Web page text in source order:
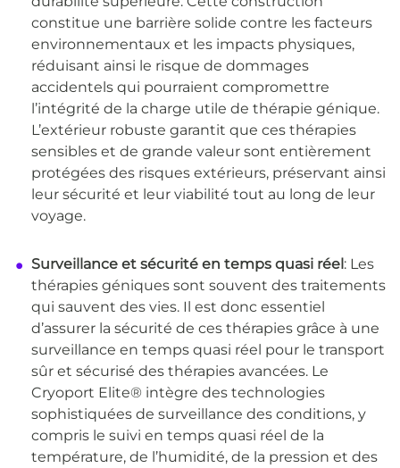
constitue une barrière solide contre les facteurs
environnementaux et les impacts physiques,
réduisant ainsi le risque de dommages
accidentels qui pourraient compromettre
l’intégrité de la charge utile de thérapie génique.
L’extérieur robuste garantit que ces thérapies
sensibles et de grande valeur sont entièrement
protégées des risques extérieurs, préservant ainsi
leur sécurité et leur viabilité tout au long de leur
voyage.
Surveillance et sécurité en temps quasi réel : Les
thérapies géniques sont souvent des traitements
qui sauvent des vies. Il est donc essentiel
d’assurer la sécurité de ces thérapies grâce à une
surveillance en temps quasi réel pour le transport
sûr et sécurisé des thérapies avancées. Le
Cryoport Elite® intègre des technologies
sophistiquées de surveillance des conditions, y
compris le suivi en temps quasi réel de la
température, de l’humidité, de la pression et des